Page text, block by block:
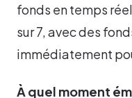
fonds en temps
sur 7, avec des
immédiatement
À quel moment